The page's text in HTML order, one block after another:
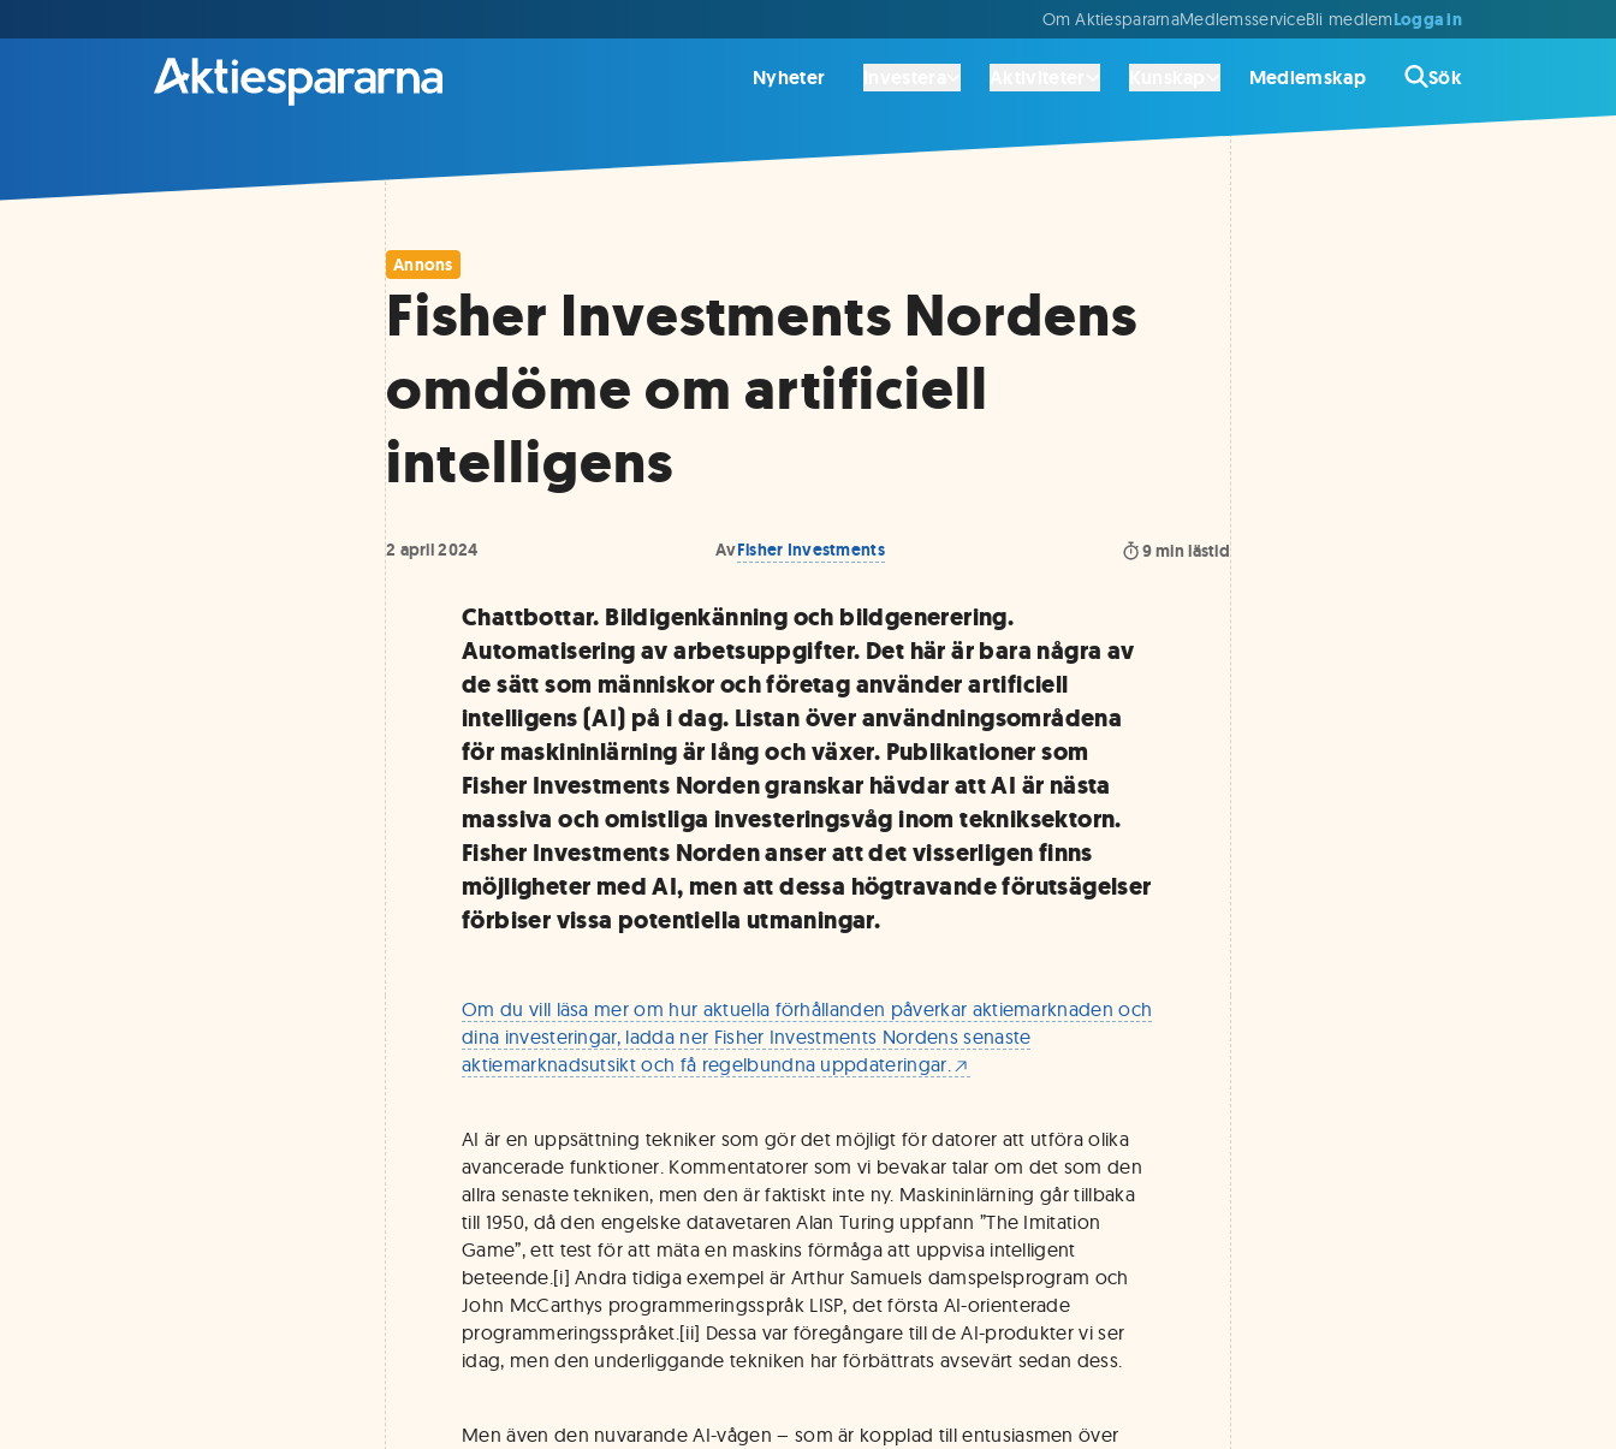
Om AktiespararnaMedlemsserviceBli medlemLogga in
Nyheter Medlemskap Sök
Annons
Fisher Investments Nordens
omdöme om artificiell
intelligens
2 april 2024 AvFisher Investments 9min lästid
Chattbottar. Bildigenkänning och bildgenerering.
Automatisering av arbetsuppgifter. Det här är bara några av
de sätt som människor och företag använder artificiell
intelligens (AI) på i dag. Listan över användningsområdena
för maskininlärning är lång och växer. Publikationer som
Fisher Investments Norden granskar hävdar att AI är nästa
massiva och omistliga investeringsvåg inom tekniksektorn.
Fisher Investments Norden anser att det visserligen finns
möjligheter med AI, men att dessa högtravande förutsägelser
förbiser vissa potentiella utmaningar.
Om du vill läsa mer om hur aktuella förhållanden påverkar aktiemarknaden och
dina investeringar, ladda ner Fisher Investments Nordens senaste
aktiemarknadsutsikt och få regelbundna uppdateringar.
AI är en uppsättning tekniker som gör det möjligt för datorer att utföra olika
avancerade funktioner. Kommentatorer som vi bevakar talar om det som den
allra senaste tekniken, men den är faktiskt inte ny. Maskininlärning går tillbaka
till 1950, då den engelske datavetaren Alan Turing uppfann ”The Imitation
Game”, ett test för att mäta en maskins förmåga att uppvisa intelligent
beteende.[i] Andra tidiga exempel är Arthur Samuels damspelsprogram och
John McCarthys programmeringsspråk LISP, det första AI-orienterade
programmeringsspråket.[ii] Dessa var föregångare till de AI-produkter vi ser
idag, men den underliggande tekniken har förbättrats avsevärt sedan dess.
Men även den nuvarande AI-vågen – som är kopplad till entusiasmen över